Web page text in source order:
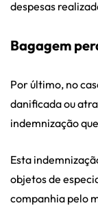
despesas
Bagagem
Por último, no
danificada ou
indemnização
Esta
objetos de
companhia pelo